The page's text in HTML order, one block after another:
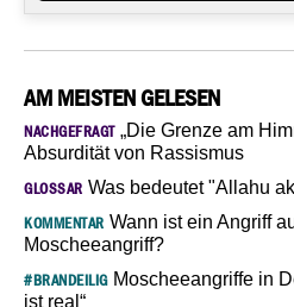
AM MEISTEN GELESEN
NACHGEFRAGT„Die Grenze am
Absurdität von Rassismus
GLOSSAR Was bedeutet "Allahu
KOMMENTAR Wann ist ein Angriff
Moscheeangriff?
#BRANDEILIGMoscheeangriffe in
ist real“